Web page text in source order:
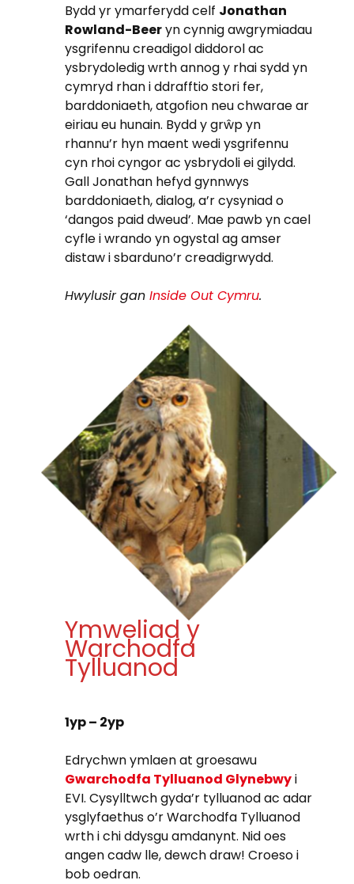
Bydd yr ymarferydd celf Jonathan
Rowland-Beeryn cynnig awgrymiadau
ysgrifennu creadigol diddorol ac
ysbrydoledig wrth annog y rhai sydd yn
cymryd rhan i ddrafftio stori fer,
barddoniaeth, atgofion neu chwarae ar
eiriau eu hunain. Bydd y grŵp yn
rhannu’r hyn maent wedi ysgrifennu
cyn rhoi cyngor ac ysbrydoli ei gilydd.
Gall Jonathan hefyd gynnwys
barddoniaeth, dialog, a’r cysyniad o
‘dangos paid dweud’. Mae pawb yn cael
cyfle i wrando yn ogystal ag amser
distaw i sbarduno’r creadigrwydd.
Hwylusir ganInside Out Cymru.
Ymweliad y
Warchodfa
Tylluanod
1yp – 2yp
Edrychwn ymlaen at groesawu
Gwarchodfa Tylluanod Glynebwyi
EVI. Cysylltwch gyda’r tylluanod ac adar
ysglyfaethus o’r Warchodfa Tylluanod
wrth i chi ddysgu amdanynt. Nid oes
angen cadw lle, dewch draw! Croeso i
bob oedran.